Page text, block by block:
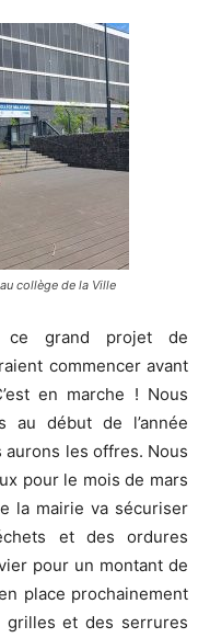
collège de la Ville
ce grand projet de
commencer avant
en marche ! Nous
au début de l’année
aurons les offres. Nous
pour le mois de mars
la mairie va sécuriser
et des ordures
pour un montant de
place prochainement
et des serrures